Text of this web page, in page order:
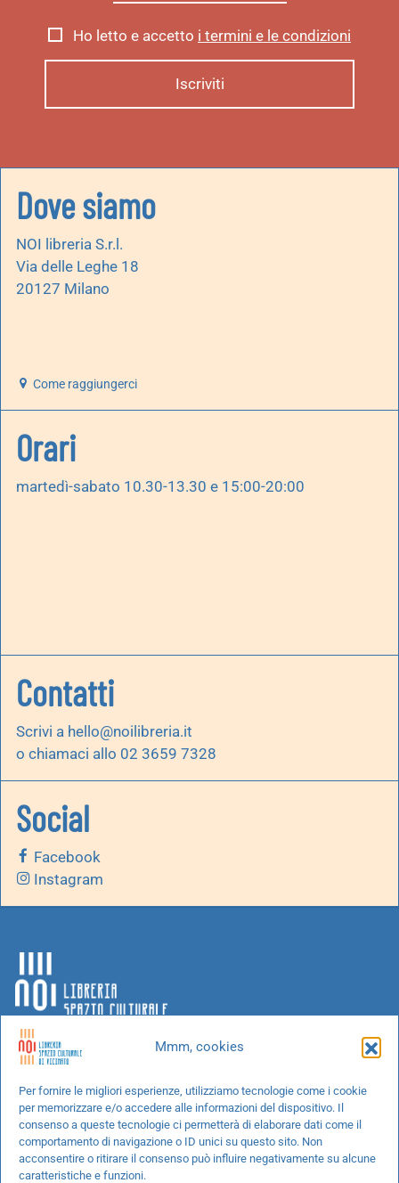
Mmm, cookies
Per fornire le migliori esperienze, utilizziamo tecnologie come i cookie
per memorizzare e/o accedere alle informazioni del dispositivo. Il
consenso a queste tecnologie ci permetterà di elaborare dati come il
comportamento di navigazione o ID unici su questo sito. Non
acconsentire o ritirare il consenso può influire negativamente su alcune
caratteristiche e funzioni.
Ho letto e accetto i termini e le condizioni
Dove siamo
NOI libreria S.r.l.
Via delle Leghe 18
20127 Milano
Come raggiungerci
Orari
martedì-sabato 10.30-13.30 e 15:00-20:00
Contatti
Scrivi a hello@noilibreria.it
o chiamaci allo 02 3659 7328
Social
Facebook
Instagram
Chi siamo
Progetti speciali
Richiedi un libro
Spedizioni